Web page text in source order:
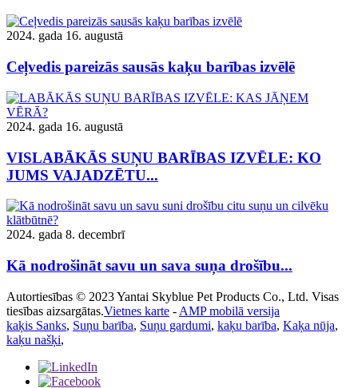
2024. gada 16. augustā
Ceļvedis pareizās sausās kaķu barības izvēlē
2024. gada 16. augustā
VISLABĀKĀS SUŅU BARĪBAS IZVĒLE: KO
JUMS VAJADZĒTU...
2024. gada 8. decembrī
Kā nodrošināt savu un sava suņa drošību...
Autortiesības © 2023 Yantai Skyblue Pet Products Co., Ltd. Visas
tiesības aizsargātas.Vietnes karte - AMP mobilā versija
kaķis Sanks, Suņu barība, Suņu gardumi, kaķu barība, Kaķa nūja,
kaķu našķi,